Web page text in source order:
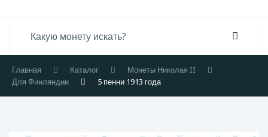
Главная Каталог
Монеты Николая II
Для Финляндии
5 пенни 1913 года